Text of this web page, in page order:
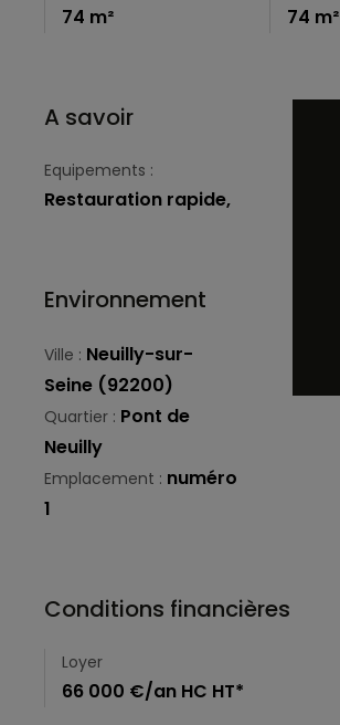
74 m² 74 m²
A savoir
Equipements :
Restauration rapide,
Environnement
Ville : Neuilly-sur-
Seine (92200)
Quartier : Pont de
Neuilly
Emplacement : numéro
1
Conditions financières
Loyer
66 000 €/an HC HT*